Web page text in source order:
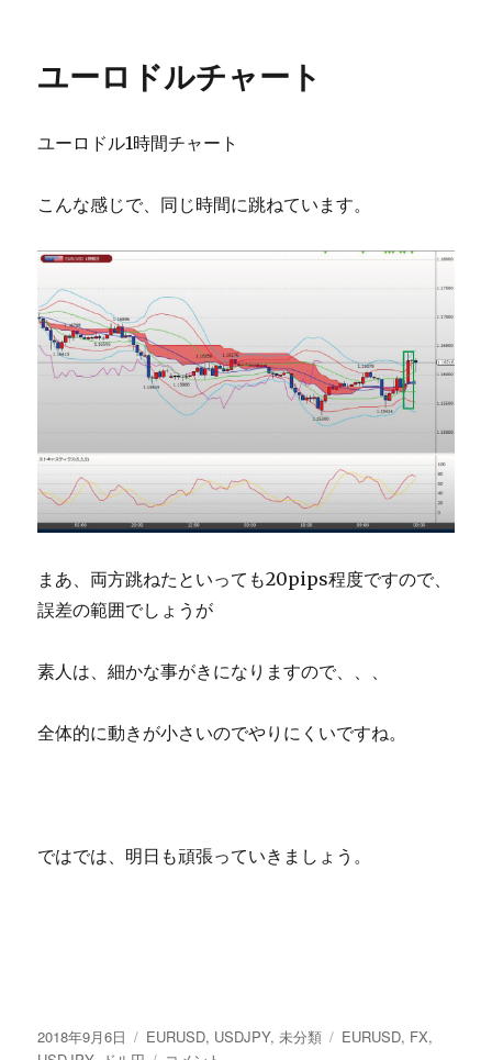
ユーロドルチャート
ユーロドル1時間チャート
こんな感じで、同じ時間に跳ねています。
まあ、両方跳ねたといっても20pips程度ですので、
誤差の範囲でしょうが
素人は、細かな事がきになりますので、、、
全体的に動きが小さいのでやりにくいですね。
ではでは、明日も頑張っていきましょう。
投
2018年9月6日
カ
EURUSD, USDJPY,未分類
タ
EURUSD, FX,